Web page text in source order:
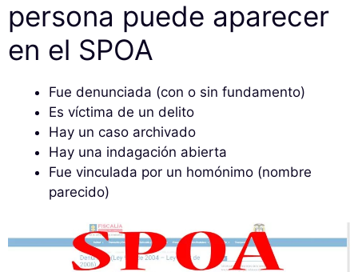
persona puede aparecer
en el SPOA
Fue denunciada (con o sin fundamento)
Es víctima de un delito
Hay un caso archivado
Hay una indagación abierta
Fue vinculada por un homónimo (nombre
parecido)